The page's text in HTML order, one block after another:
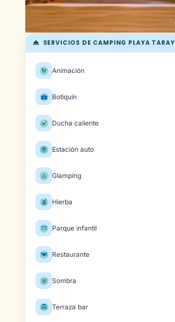
SERVICIOS DE CAMPING PLAYA TARAY
Animación
Botiquín
Ducha caliente
Estación auto
Glamping
Hierba
Parque infantil
Restaurante
Sombra
Terraza bar